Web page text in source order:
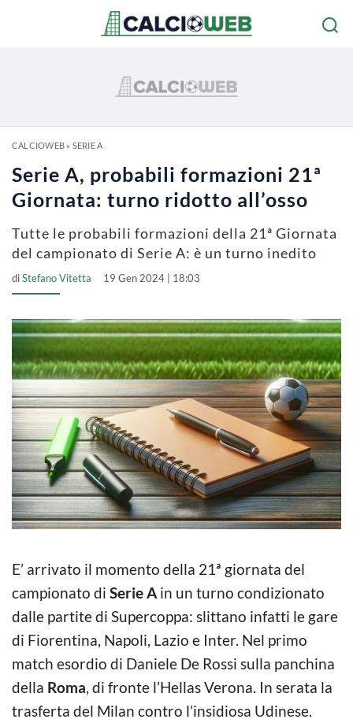
CALCIOWEB» SERIE A
Serie A, probabili formazioni 21ª
Giornata: turno ridotto all’osso
Tutte le probabili formazioni della 21ª Giornata
del campionato di Serie A: è un turno inedito
diStefano Vitetta 19 Gen 2024 | 18:03
E’ arrivato il momento della 21ª giornata del
campionato di Serie A in un turno condizionato
dalle partite di Supercoppa: slittano infatti le gare
di Fiorentina, Napoli, Lazio e Inter. Nel primo
match esordio di Daniele De Rossi sulla panchina
della Roma, di fronte l’Hellas Verona. In serata la
trasferta del Milan contro l’insidiosa Udinese.